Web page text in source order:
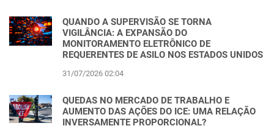
QUANDO A SUPERVISÃO SE TORNA
VIGILÂNCIA: A EXPANSÃO DO
MONITORAMENTO ELETRÔNICO DE
REQUERENTES DE ASILO NOS ESTADOS UNIDOS
31/07/2026 02:04
QUEDAS NO MERCADO DE TRABALHO E
AUMENTO DAS AÇÕES DO ICE: UMA RELAÇÃO
INVERSAMENTE PROPORCIONAL?